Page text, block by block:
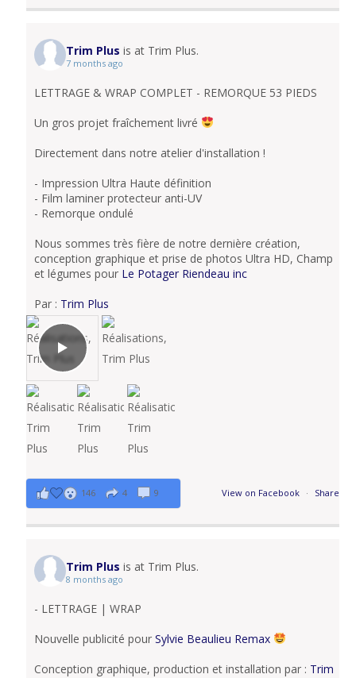
Trim Plus is at Trim Plus.
7 months ago
LETTRAGE & WRAP COMPLET - REMORQUE 53 PIEDS
Un gros projet fraîchement livré
Directement dans notre atelier d'installation !
- Impression Ultra Haute définition
- Film laminer protecteur anti-UV
- Remorque ondulé
Nous sommes très fière de notre dernière création,
conception graphique et prise de photos Ultra HD, Champ
et légumes pour Le Potager Riendeau inc
Par : Trim Plus
View on Facebook · Share
146 4 9
Trim Plus is at Trim Plus.
8 months ago
- LETTRAGE | WRAP
Nouvelle publicité pour Sylvie Beaulieu Remax
Conception graphique, production et installation par : Trim